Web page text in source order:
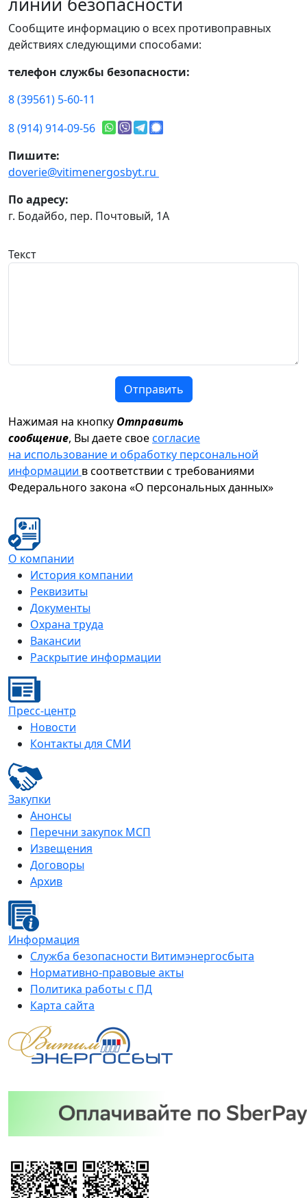
Сообщите информацию о всех противоправных
действиях следующими способами:
телефон службы безопасности:
8 (39561) 5-60-11
8 (914) 914-09-56
Пишите:
doverie@vitimenergosbyt.ru
По адресу:
г. Бодайбо, пер. Почтовый, 1А
Текст
Отправить
Нажимая на кнопку Отправить
сообщение, Вы даете своесогласие
на использование и обработку персональной
информации в соответствии с требованиями
Федерального закона «О персональных данных»
О компании
История компании
Реквизиты
Документы
Охрана труда
Вакансии
Раскрытие информации
Пресс-центр
Новости
Контакты для СМИ
Закупки
Анонсы
Перечни закупок МСП
Извещения
Договоры
Архив
Информация
Служба безопасности Витимэнергосбыта
Нормативно-правовые акты
Политика работы с ПД
Карта сайта